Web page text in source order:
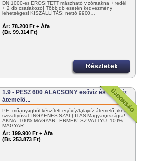
DN 1000-es ERŐSÍTETT mászható vízóraakna + fedél
+ 2 db csatlakozó! Több db esetén kedvezmény
lehetséges! KISZÁLLÍTÁS: nettó 9900…
Ár: 78.200 Ft + Áfa
(Br. 99.314 Ft)
Részletek
1.9 - PESZ 600 ALACSONY esővíz és talajvíz
átemelő…
PE. műanyagból készített esővíz/talajvíz átemelő akna
szivattyúval! INGYENES SZÁLLÍTÁS Magyarországra!
AKNA: 100% MAGYAR TERMÉK! SZIVATTYÚ: 100%
MAGYAR…
Ár: 199.900 Ft + Áfa
(Br. 253.873 Ft)